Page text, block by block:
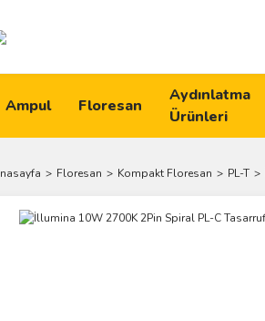
Ampul Floresan
Aydınlatma
Ürünleri
Floresan Kompakt Floresan PL-T